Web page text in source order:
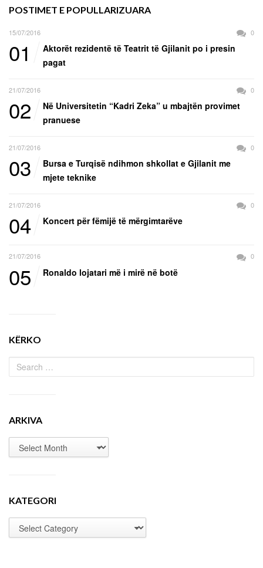
POSTIMET E POPULLARIZUARA
15/07/2016 0
01
Aktorët rezidentë të Teatrit të Gjilanit po i presin
pagat
21/07/2016 0
02
Në Universitetin “Kadri Zeka” u mbajtën provimet
pranuese
21/07/2016 0
03
Bursa e Turqisë ndihmon shkollat e Gjilanit me
mjete teknike
21/07/2016 0
04 Koncert për fëmijë të mërgimtarëve
21/07/2016 0
05 Ronaldo lojatari më i mirë në botë
KËRKO
ARKIVA
KATEGORI